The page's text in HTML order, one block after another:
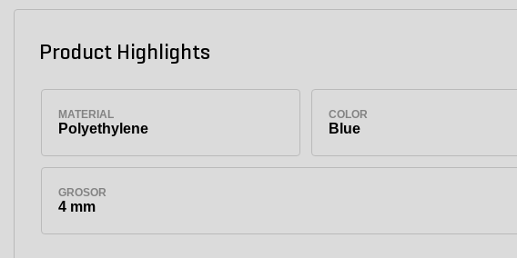
Product Highlights
MATERIAL
Polyethylene
COLOR
Blue
GROSOR
4 mm